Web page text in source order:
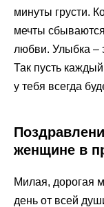
минуты грусти.
мечты
любви. Улыбка –
Так пусть
у тебя всегда
женщине в
Милая, дорогая
день от всей